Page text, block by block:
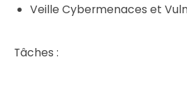
Veille Cybermenaces et
Tâches :